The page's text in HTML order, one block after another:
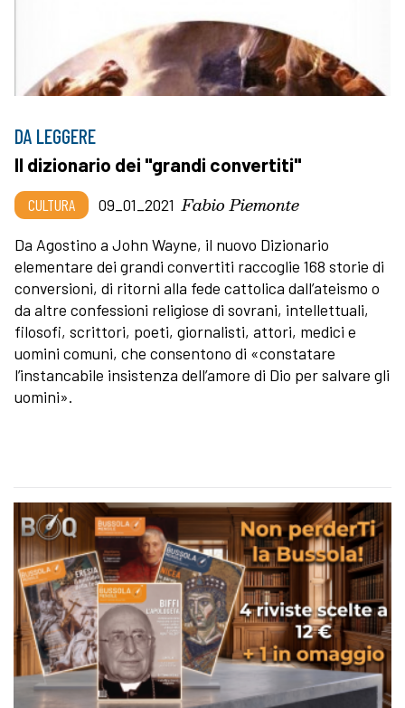
DA LEGGERE
Il dizionario dei "grandi convertiti"
CULTURA 09_01_2021 Fabio Piemonte
Da Agostino a John Wayne, il nuovo Dizionario
elementare dei grandi convertiti raccoglie 168 storie di
conversioni, di ritorni alla fede cattolica dall’ateismo o
da altre confessioni religiose di sovrani, intellettuali,
filosofi, scrittori, poeti, giornalisti, attori, medici e
uomini comuni, che consentono di «constatare
l’instancabile insistenza dell’amore di Dio per salvare gli
uomini».